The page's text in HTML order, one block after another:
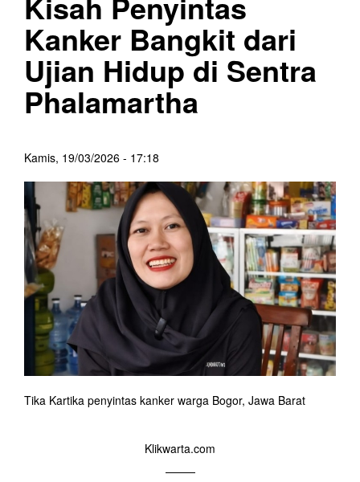
Kanker Bangkit dari
Ujian Hidup di Sentra
Phalamartha
Kamis, 19/03/2026 - 17:18
Tika Kartika penyintas kanker warga Bogor, Jawa Barat
Klikwarta.com